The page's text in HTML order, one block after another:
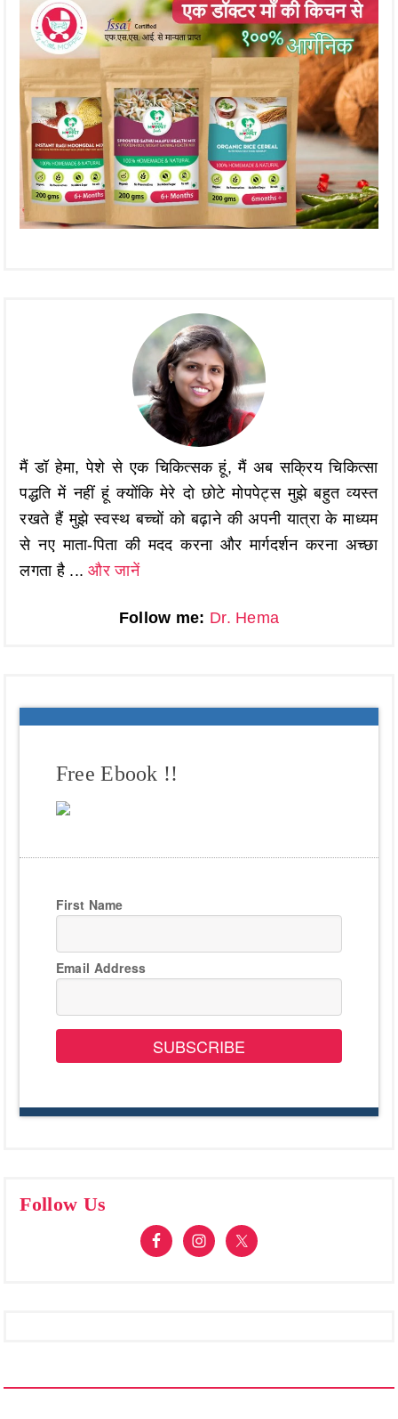
मैं डॉ हेमा, पेशे से एक चिकित्सक हूं, मैं अब सक्रिय चिकित्सा
पद्धति में नहीं हूं क्योंकि मेरे दो छोटे मोपपेट्स मुझे बहुत व्यस्त
रखते हैं मुझे स्वस्थ बच्चों को बढ़ाने की अपनी यात्रा के माध्यम
से नए माता-पिता की मदद करना और मार्गदर्शन करना अच्छा
लगता है ...और जानें
Follow me: Dr. Hema
Free Ebook !!
First Name
Email Address
SUBSCRIBE
Follow Us